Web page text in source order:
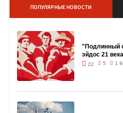
ПОПУЛЯРНЫЕ НОВОСТИ
"Подлинный
эйдос 21 века
22 5 1